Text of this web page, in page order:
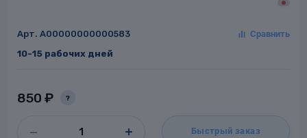
Арт. A00000000000583
10-15 рабочих дней
850 ₽ ?
Быстрый заказ